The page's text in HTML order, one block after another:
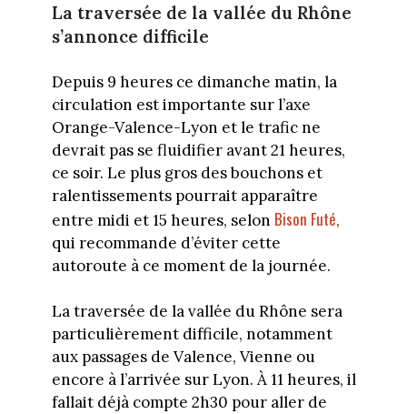
La traversée de la vallée du Rhône
s’annonce difficile
Depuis 9 heures ce dimanche matin, la
circulation est importante sur l’axe
Orange-Valence-Lyon et le trafic ne
devrait pas se fluidifier avant 21 heures,
ce soir. Le plus gros des bouchons et
ralentissements pourrait apparaître
entre midi et 15 heures, selon Bison Futé,
qui recommande d’éviter cette
autoroute à ce moment de la journée.
La traversée de la vallée du Rhône sera
particulièrement difficile, notamment
aux passages de Valence, Vienne ou
encore à l’arrivée sur Lyon. À 11 heures, il
fallait déjà compte 2h30 pour aller de